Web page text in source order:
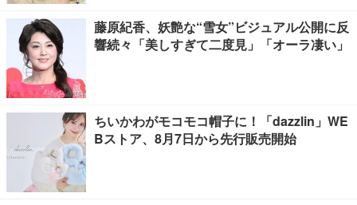
藤原紀香、妖艶な“雪女”ビジュアル公開に反
響続々「美しすぎて二度見」「オーラ凄い」
ちいかわがモコモコ帽子に！「dazzlin」WE
Bストア、8月7日から先行販売開始